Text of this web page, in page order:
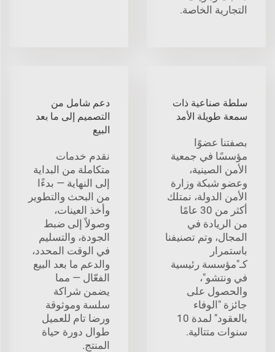
التجارية الخاصة.
سلطة صناعية ذات
سمعة طويلة الأمد
بصفتنا عضوًا
مؤسسًا في جمعية
الأمن الصينية،
وعضو شبكة وزارة
الأمن الدولة، نمتلك
أكثر من 30 عامًا
من الريادة في
المجال، وتم تصنيفنا
باستمرار
كـ"مؤسسة رئيسية
في ونتشو"،
والحصول على
جائزة "الوفاء
بالعقود" لمدة 10
سنوات متتالية.
دعم شامل من
التصميم إلى ما بعد
البيع
نقدم خدمات
متكاملة من البداية
إلى النهاية — بدءًا
من البحث والتطوير
وأخذ العينات،
وصولاً إلى ضبط
الجودة، والتسليم
في الوقت المحدد،
والدعم ما بعد البيع
الفعّال — مما
يضمن شراكة
سلسة وموثوقة
ورضا تام للعميل
طوال دورة حياة
المنتج.